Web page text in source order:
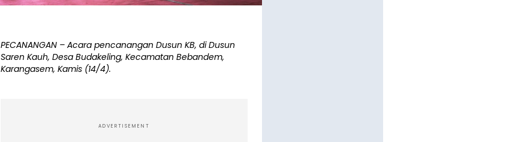
PECANANGAN – Acara pencanangan Dusun KB, di Dusun
Saren Kauh, Desa Budakeling, Kecamatan Bebandem,
Karangasem, Kamis (14/4).
ADVERTISEMENT